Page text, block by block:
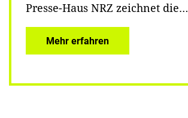
Presse-Haus NRZ zeichnet die…
Mehr erfahren